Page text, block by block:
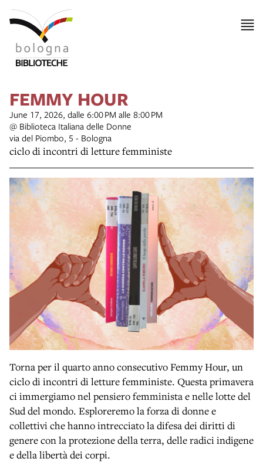
FEMMY HOUR
June 17, 2026, dalle 6:00 PM alle 8:00 PM
@ Biblioteca Italiana delle Donne
via del Piombo, 5 - Bologna
ciclo di incontri di letture femministe
Torna per il quarto anno consecutivo Femmy Hour, un
ciclo di incontri di letture femministe. Questa primavera
ci immergiamo nel pensiero femminista e nelle lotte del
Sud del mondo. Esploreremo la forza di donne e
collettivi che hanno intrecciato la difesa dei diritti di
genere con la protezione della terra, delle radici indigene
e della libertà dei corpi.